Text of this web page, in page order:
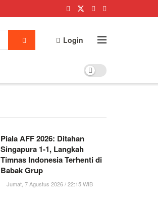
Login
Piala AFF 2026: Ditahan
Singapura 1-1, Langkah
Timnas Indonesia Terhenti di
Babak Grup
Jumat, 7 Agustus 2026 / 22:15 WIB